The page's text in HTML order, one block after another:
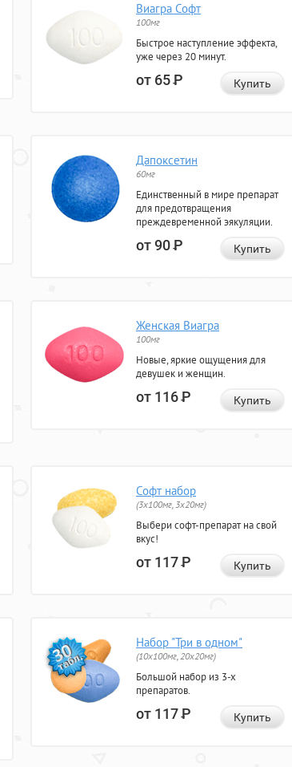
Виагра Софт
100мг
Быстрое наступление эффекта,
уже через 20 минут.
от 65Р Купить
Дапоксетин
60мг
Единственный в мире препарат
для предотвращения
преждевременной эякуляции.
от 90Р Купить
Женская Виагра
100мг
Новые, яркие ощущения для
девушек и женщин.
от 116Р Купить
Софт набор
(3x100мг, 3x20мг)
Выбери софт-препарат на свой
вкус!
от 117Р Купить
Набор "Три в одном"
(10x100мг, 20x20мг)
Большой набор из 3-х
препаратов.
от 117Р Купить